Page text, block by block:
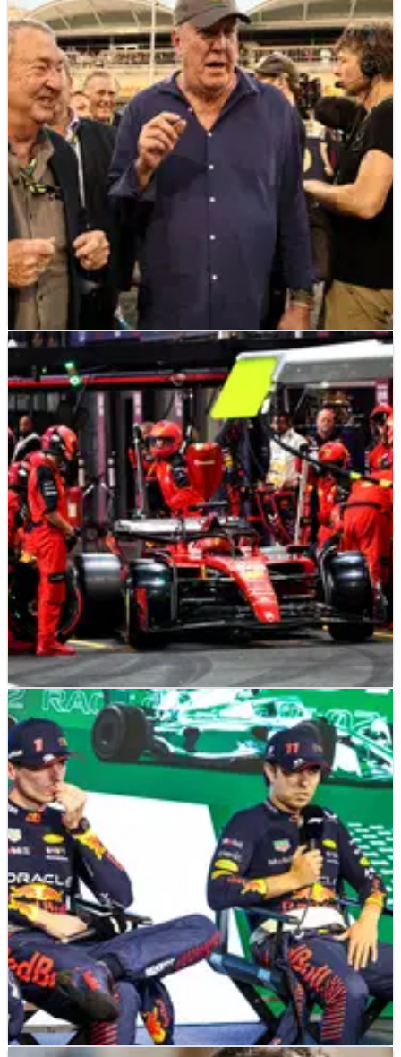
F1 NEWS 28/03/23
Clarkson Kritik Red Bull dan Mercedes atas
Manajemen Balapnya
Presenter TV Jeremy Clarkson telah memilih Red Bull dan
Mercedes karena membuat F1 Grand Prix Arab Saudi
"membosankan" dengan manajemen balap mereka.
F1 NEWS 20/03/23
Ferrari Telah Meluruskan "Miskomunikasi"
dengan Leclerc
Team Principal Ferrari Frederic Vasseur telah meluruskan
soal "miskomunikasi" dengan Charles Leclerc setelah dia
dikalahkan Lewis Hamilton di Jeddah.